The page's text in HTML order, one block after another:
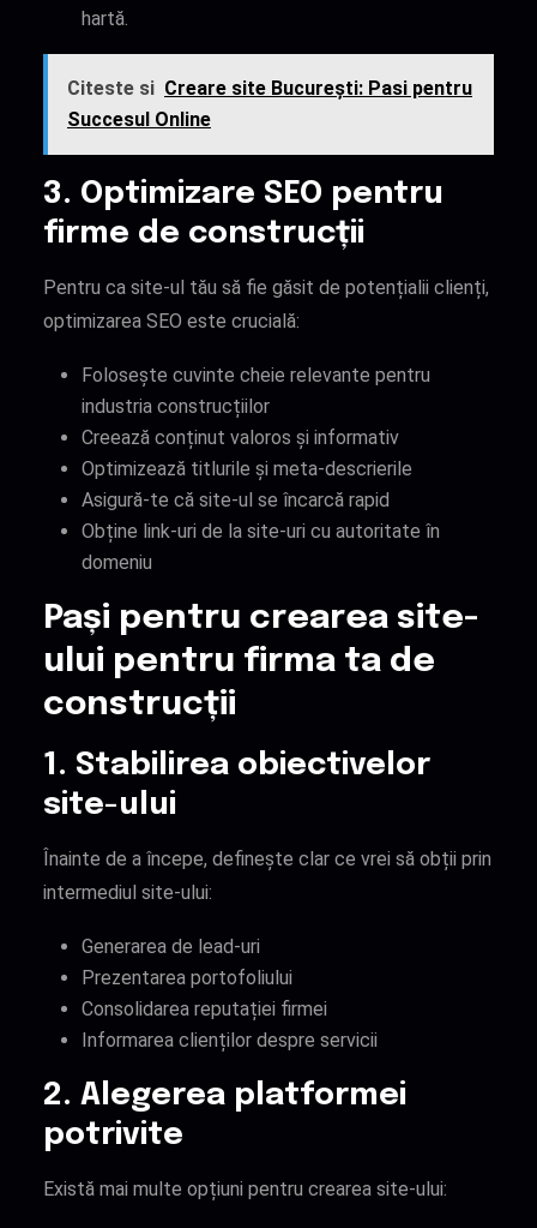
hartă.
Citeste si Creare site București: Pasi pentru
Succesul Online
3. Optimizare SEO pentru
firme de construcții
Pentru ca site-ul tău să fie găsit de potențialii clienți,
optimizarea SEO este crucială:
Folosește cuvinte cheie relevante pentru
industria construcțiilor
Creează conținut valoros și informativ
Optimizează titlurile și meta-descrierile
Asigură-te că site-ul se încarcă rapid
Obține link-uri de la site-uri cu autoritate în
domeniu
Pași pentru crearea site-
ului pentru firma ta de
construcții
1. Stabilirea obiectivelor
site-ului
Înainte de a începe, definește clar ce vrei să obții prin
intermediul site-ului:
Generarea de lead-uri
Prezentarea portofoliului
Consolidarea reputației firmei
Informarea clienților despre servicii
2. Alegerea platformei
potrivite
Există mai multe opțiuni pentru crearea site-ului: